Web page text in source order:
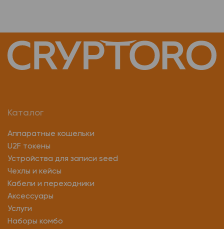
Каталог
Аппаратные кошельки
U2F токены
Устройства для записи seed
Чехлы и кейсы
Кабели и переходники
Аксессуары
Услуги
Наборы комбо